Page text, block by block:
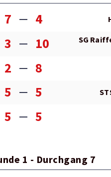
7 4
3 10
SG
2 8
5 5
5 5
1 - Durchgang 7